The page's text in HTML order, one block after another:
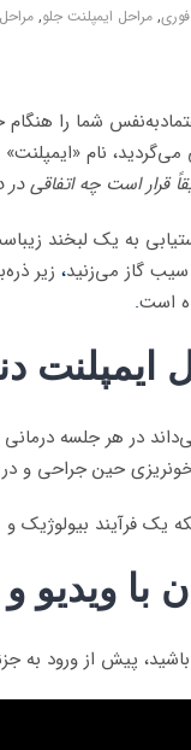
, مراحل ایمپلنت جلو,
شما را
نام
قرار است چه اتفاقی در
به یک لبخند
گاز می‌زنید، زیر
است.
ایمپلنت
در هر جلسه
حین جراحی و در
یک فرآیند
با ویدیو
پیش از ورود به